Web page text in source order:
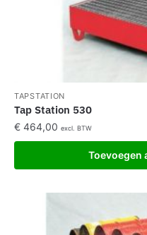
TAPSTATION
Tap Station 530
€ 464,00 excl. BTW
Toevoegen